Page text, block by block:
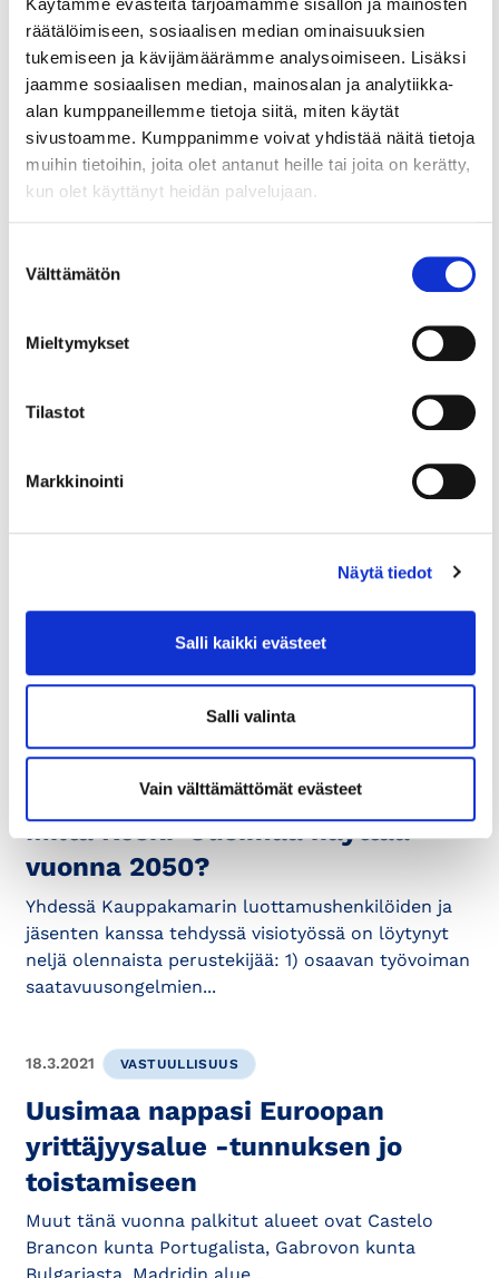
räätälöimiseen, sosiaalisen median ominaisuuksien
tukemiseen ja kävijämäärämme analysoimiseen. Lisäksi
jaamme sosiaalisen median, mainosalan ja analytiikka-
alan kumppaneillemme tietoja siitä, miten käytät
sivustoamme. Kumppanimme voivat yhdistää näitä tietoja
muihin tietoihin, joita olet antanut heille tai joita on kerätty,
kun olet käyttänyt heidän palvelujaan.
valinta
Välttämätön
Mieltymykset
Tilastot
Markkinointi
Näytä tiedot
Salli kaikki evästeet
Salli valinta
Vain välttämättömät evästeet
Teksti on julkaistu 11.6. ilmestyneessä
Kauppakamari-lehdessä
10.11.2025 LAUSUNTO
maakuntaohjelmaksi
Uudenmaan visio 2050 Vision selitysosassa on hyvin
kunnianhimoa, mutta visiota olisi hyvä määrittää,
miten hyvin vision toteutuksessa...
KAUPPAKAMARILAISET ÄÄNESSÄ
Miltä Keski-Uusimaa näyttää
vuonna 2050?
Yhdessä Kauppakamarin luottamushenkilöiden ja
jäsenten kanssa tehdyssä visiotyössä on löytynyt
neljä olennaista perustekijää: 1) osaavan työvoiman
saatavuusongelmien...
18.3.2021 VASTUULLISUUS
Uusimaa nappasi Euroopan
yrittäjyysalue -tunnuksen jo
toistamiseen
Muut tänä vuonna palkitut alueet ovat Castelo
Brancon kunta Portugalista, Gabrovon kunta